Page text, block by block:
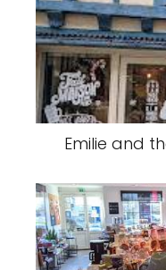
Emilie and